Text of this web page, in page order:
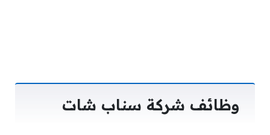
وظائف شركة سناب شات